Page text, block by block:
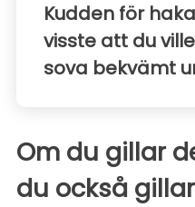
Kudden för
visste att du
sova bekvämt
Om du gillar
du också gillar